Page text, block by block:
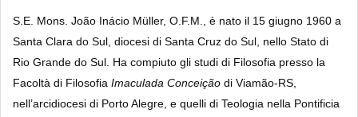
S.E. Mons. João Inácio Müller, O.F.M., è nato il 15 giugno 1960 a
Santa Clara do Sul, diocesi di Santa Cruz do Sul, nello Stato di
Rio Grande do Sul. Ha compiuto gli studi di Filosofia presso la
Facoltà di Filosofia Imaculada Conceição di Viamão-RS,
nell’arcidiocesi di Porto Alegre, e quelli di Teologia nella Pontificia